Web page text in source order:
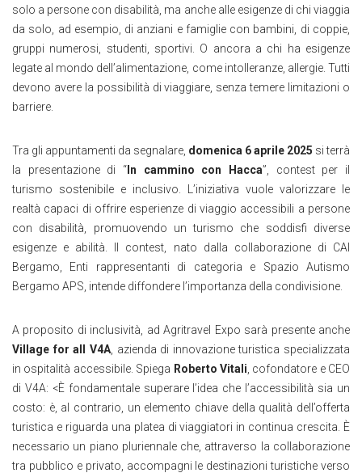
solo a persone con disabilità, ma anche alle esigenze di chi viaggia
da solo, ad esempio, di anziani e famiglie con bambini, di coppie,
gruppi numerosi, studenti, sportivi. O ancora a chi ha esigenze
legate al mondo dell’alimentazione, come intolleranze, allergie. Tutti
devono avere la possibilità di viaggiare, senza temere limitazioni o
barriere.
Tra gli appuntamenti da segnalare, domenica 6 aprile 2025 si terrà
la presentazione di “ In cammino con Hacca”, contest per il
turismo sostenibile e inclusivo. L’iniziativa vuole valorizzare le
realtà capaci di offrire esperienze di viaggio accessibili a persone
con disabilità, promuovendo un turismo che soddisfi diverse
esigenze e abilità. Il contest, nato dalla collaborazione di CAI
Bergamo, Enti rappresentanti di categoria e Spazio Autismo
Bergamo APS, intende diffondere l’importanza della condivisione.
A proposito di inclusività, ad Agritravel Expo sarà presente anche
Village for all V4A, azienda di innovazione turistica specializzata
in ospitalità accessibile. Spiega Roberto Vitali , cofondatore e CEO
di V4A: <È fondamentale superare l’idea che l’accessibilità sia un
costo: è, al contrario, un elemento chiave della qualità dell’offerta
turistica e riguarda una platea di viaggiatori in continua crescita. È
necessario un piano pluriennale che, attraverso la collaborazione
tra pubblico e privato, accompagni le destinazioni turistiche verso